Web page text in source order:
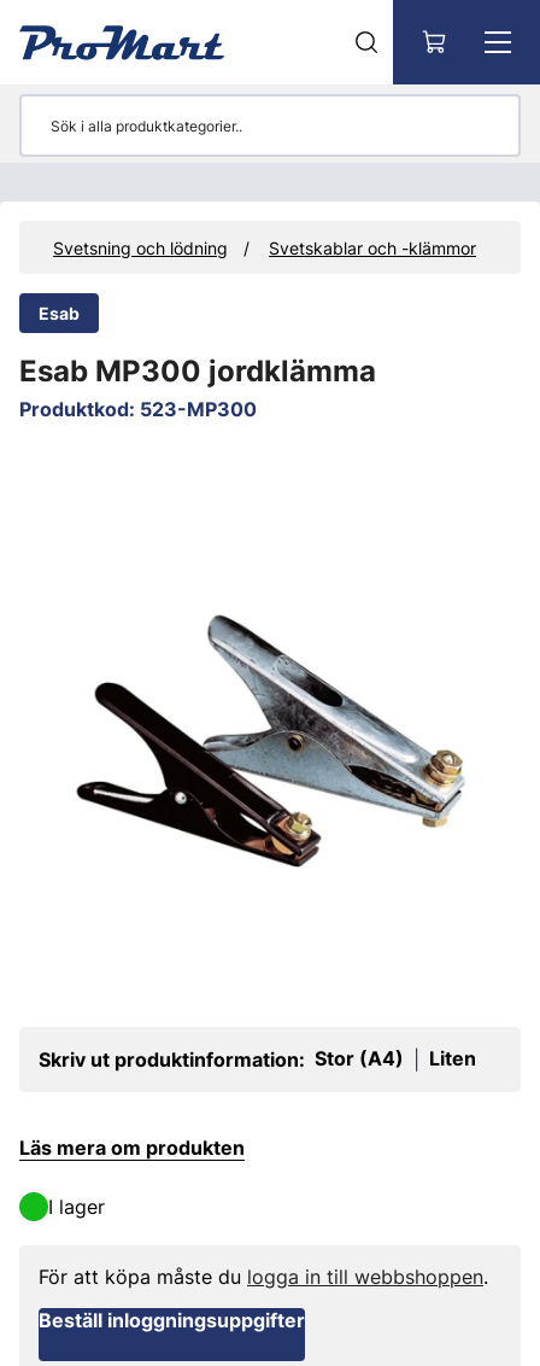
Svetsning och lödning Svetskablar och -klämmor
Esab
Esab MP300 jordklämma
Produktkod: 523-MP300
Skriv ut produktinformation: Stor (A4) Liten
Läs mera om produkten
I lager
För att köpa måste du logga in till webbshoppen.
Beställ inloggningsuppgifter